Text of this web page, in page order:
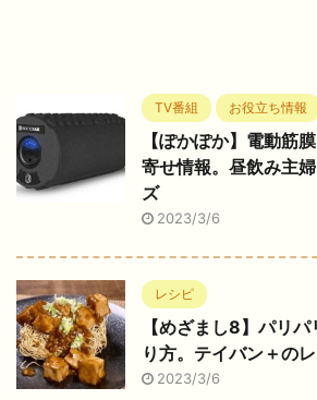
TV番組 お役立ち情報
【ぽかぽか】電動筋
寄せ情報。昼飲み主
ズ
2023/3/6
レシピ
【めざまし8】パリ
り方。テイバン＋の
2023/3/6